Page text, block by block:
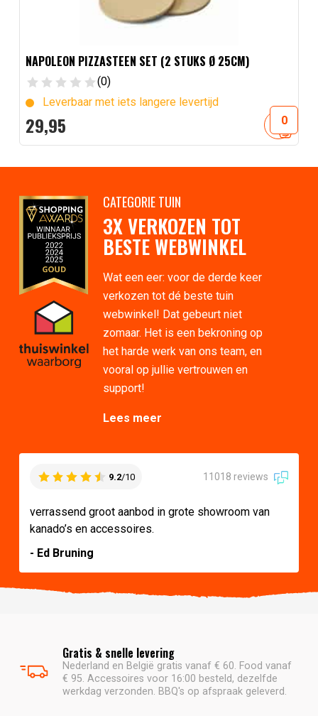
NAPOLEON PIZZASTEEN SET (2 STUKS Ø 25CM)
(0)
Leverbaar met iets langere levertijd
29,95
CATEGORIE TUIN
3X VERKOZEN TOT
BESTE WEBWINKEL
Wat een eer: voor de derde keer
verkozen tot dé beste tuin
webwinkel! Dat gebeurt niet
zomaar. Het is een bekroning op
het harde werk van ons team, en
vooral op jullie vertrouwen en
support!
Lees meer
9.2/10 11018 reviews
verrassend groot aanbod in grote showroom van
kanado’s en accessoires.
- Ed Bruning
Gratis & snelle levering
Nederland en België gratis vanaf € 60. Food vanaf
€ 95. Accessoires voor 16:00 besteld, dezelfde
werkdag verzonden. BBQ's op afspraak geleverd.